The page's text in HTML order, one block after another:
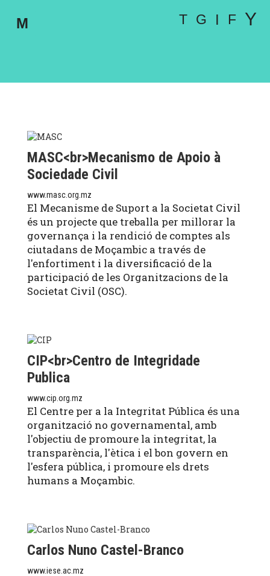
contingut
M T G I F Y
MASC<br>Mecanismo de Apoio à
Sociedade Civil
www.masc.org.mz
El Mecanisme de Suport a la Societat Civil
és un projecte que treballa per millorar la
governança i la rendició de comptes als
ciutadans de Moçambic a través de
l'enfortiment i la diversificació de la
participació de les Organitzacions de la
Societat Civil (OSC).
CIP<br>Centro de Integridade
Publica
www.cip.org.mz
El Centre per a la Integritat Pública és una
organització no governamental, amb
l'objectiu de promoure la integritat, la
transparència, l'ètica i el bon govern en
l'esfera pública, i promoure els drets
humans a Moçambic.
Carlos Nuno Castel-Branco
www.iese.ac.mz